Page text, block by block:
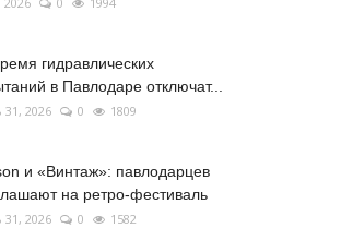
гидравлических
в Павлодаре отключат...
2026 0 1809
и «Винтаж»: павлодарцев
на ретро-фестиваль
2026 0 1582